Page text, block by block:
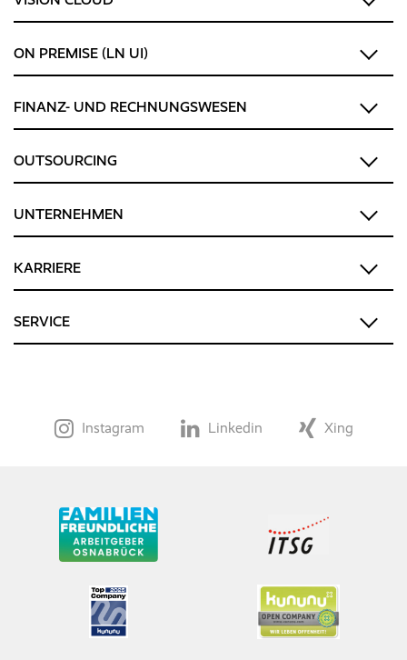
ON PREMISE (LN UI)
FINANZ- UND RECHNUNGSWESEN
OUTSOURCING
UNTERNEHMEN
KARRIERE
SERVICE
Instagram Linkedin Xing